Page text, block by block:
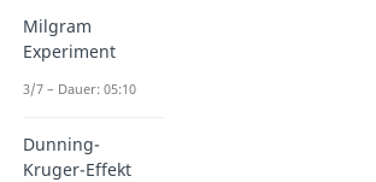
Milgram
Experiment
3/7 – Dauer: 05:10
Dunning-
Kruger-Effekt